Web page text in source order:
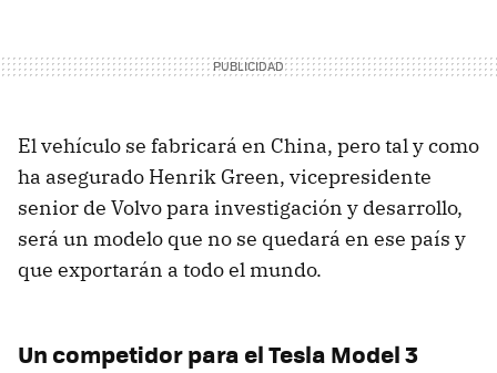
El vehículo se fabricará en China, pero tal y como
ha asegurado Henrik Green, vicepresidente
senior de Volvo para investigación y desarrollo,
será un modelo que no se quedará en ese país y
que exportarán a todo el mundo.
Un competidor para el Tesla Model 3